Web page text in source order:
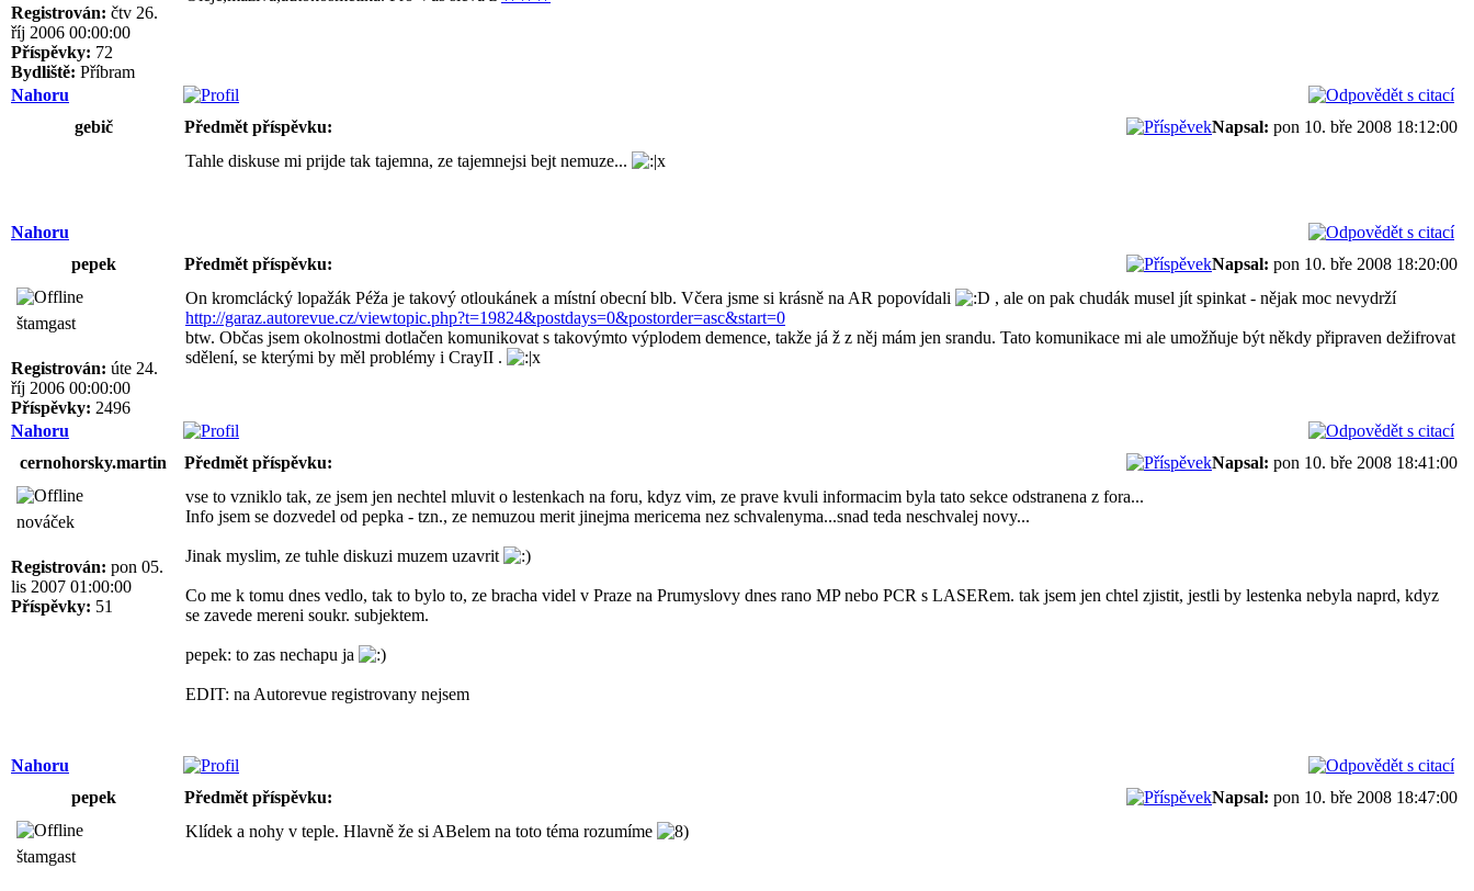
Registrován: čtv 26.
říj 2006 00:00:00
Příspěvky: 72
Bydliště: Příbram
Nahoru
gebič
Předmět příspěvku: Napsal: pon 10. bře 2008 18:12:00
Tahle diskuse mi prijde tak tajemna, ze tajemnejsi bejt nemuze...
Nahoru
pepek
Předmět příspěvku: Napsal: pon 10. bře 2008 18:20:00
štamgast
Registrován: úte 24.
říj 2006 00:00:00
Příspěvky: 2496
On kromclácký lopažák Péža je takový otloukánek a místní obecní blb. Včera jsme si krásně na AR popovídali
, ale on pak chudák musel jít spinkat - nějak moc nevydrží
http://garaz.autorevue.cz/viewtopic.php?t=19824&postdays=0&postorder=asc&start=0
btw. Občas jsem okolnostmi dotlačen komunikovat s takovýmto výplodem demence, takže já ž z něj mám jen srandu. Tato komunikace mi ale umožňuje být někdy připraven dežifrovat
sdělení, se kterými by měl problémy i CrayII .
Nahoru
cernohorsky.martin
Předmět příspěvku: Napsal: pon 10. bře 2008 18:41:00
nováček
Registrován: pon 05.
lis 2007 01:00:00
Příspěvky: 51
vse to vzniklo tak, ze jsem jen nechtel mluvit o lestenkach na foru, kdyz vim, ze prave kvuli informacim byla tato sekce odstranena z fora...
Info jsem se dozvedel od pepka - tzn., ze nemuzou merit jinejma mericema nez schvalenyma...snad teda neschvalej novy...
Jinak myslim, ze tuhle diskuzi muzem uzavrit
Co me k tomu dnes vedlo, tak to bylo to, ze bracha videl v Praze na Prumyslovy dnes rano MP nebo PCR s LASERem. tak jsem jen chtel zjistit, jestli by lestenka nebyla naprd, kdyz
se zavede mereni soukr. subjektem.
pepek: to zas nechapu ja
EDIT: na Autorevue registrovany nejsem
Nahoru
pepek
Předmět příspěvku: Napsal: pon 10. bře 2008 18:47:00
štamgast
Klídek a nohy v teple. Hlavně že si ABelem na toto téma rozumíme